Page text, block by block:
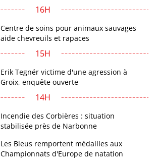
16H
Centre de soins pour animaux sauvages
aide chevreuils et rapaces
15H
Erik Tegnér victime d'une agression à
Groix, enquête ouverte
14H
Incendie des Corbières : situation
stabilisée près de Narbonne
Les Bleus remportent médailles aux
Championnats d'Europe de natation